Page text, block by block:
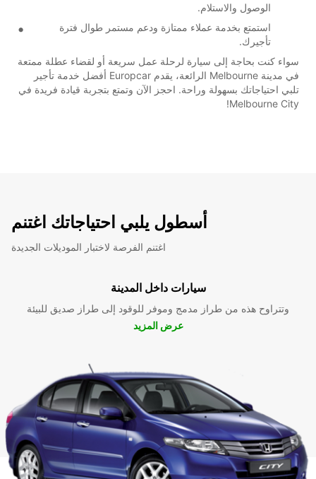
الوصول والاستلام.
استمتع بخدمة عملاء ممتازة ودعم مستمر طوال فترة
تأجيرك.
سواء كنت بحاجة إلى سيارة لرحلة عمل سريعة أو لقضاء عطلة ممتعة
في مدينة Melbourne الرائعة، يقدم Europcar أفضل خدمة تأجير
تلبي احتياجاتك بسهولة وراحة. احجز الآن وتمتع بتجربة قيادة فريدة في
Melbourne City!
أسطول يلبي احتياجاتك اغتنم
اغتنم الفرصة لاختبار الموديلات الجديدة
سيارات داخل المدينة
وتتراوح هذه من طراز مدمج وموفر للوقود إلى طراز صديق للبيئة
عرض المزيد